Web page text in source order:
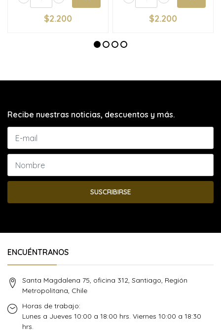
$2.200 $2.200
Recibe nuestras noticias, descuentos y más.
SUSCRIBIRSE
ENCUÉNTRANOS
Santa Magdalena 75, oficina 312, Santiago, Región
Metropolitana, Chile
Horas de trabajo:
Lunes a Jueves 10:00 a 18:00 hrs. Viernes 10:00 a 18:30
hrs.